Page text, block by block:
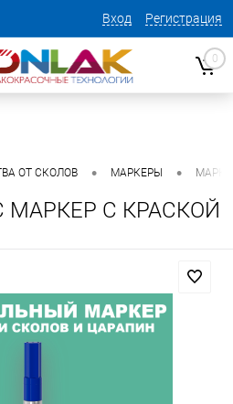
Вход Регистрация
0
ОТ СКОЛОВ • МАРКЕРЫ •
МАРКЕР С КРАСКОЙ